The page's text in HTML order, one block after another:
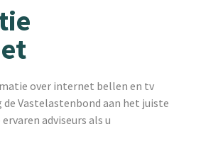
over internet bellen en tv
Vastelastenbond aan het juiste
adviseurs als u